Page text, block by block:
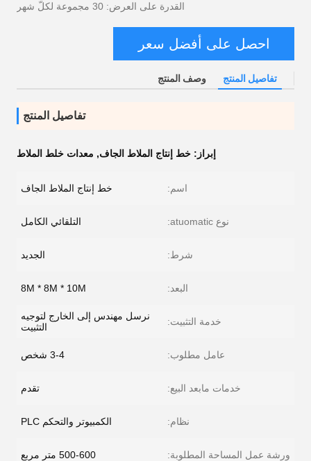
القدرة على العرض: 30 مجموعة لكلّ شهر
احصل على أفضل سعر
تفاصيل المنتج وصف المنتج
تفاصيل المنتج
إبراز: خط إنتاج الملاط الجاف, معدات خلط الملاط
اسم: خط إنتاج الملاط الجاف
نوع atuomatic: التلقائي الكامل
شرط: الجديد
البعد: 8M * 8M * 10M
خدمة التثبيت:
نرسل مهندس إلى الخارج لتوجيه
التثبيت
عامل مطلوب: 3-4 شخص
خدمات مابعد البيع: تقدم
نظام: الكمبيوتر والتحكم PLC
ورشة عمل المساحة المطلوبة: 500-600 متر مربع